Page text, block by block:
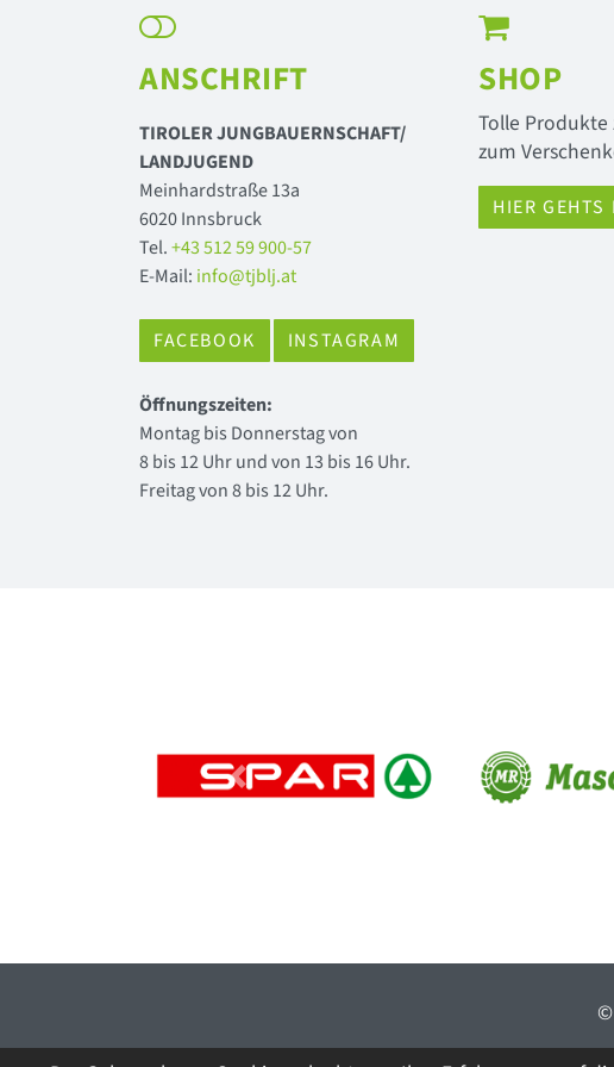
ANSCHRIFT
TIROLER JUNGBAUERNSCHAFT/
LANDJUGEND
Meinhardstraße 13a
6020 Innsbruck
Tel.+43 512 59 900-57
E-Mail: info@tjblj.at
FACEBOOK INSTAGRAM
Öffnungszeiten:
Montag bis Donnerstag von
8 bis 12 Uhr und von 13 bis 16 Uhr.
Freitag von 8 bis 12 Uhr.
SHOP
Tolle
zum
HIER GEHTS
Previous